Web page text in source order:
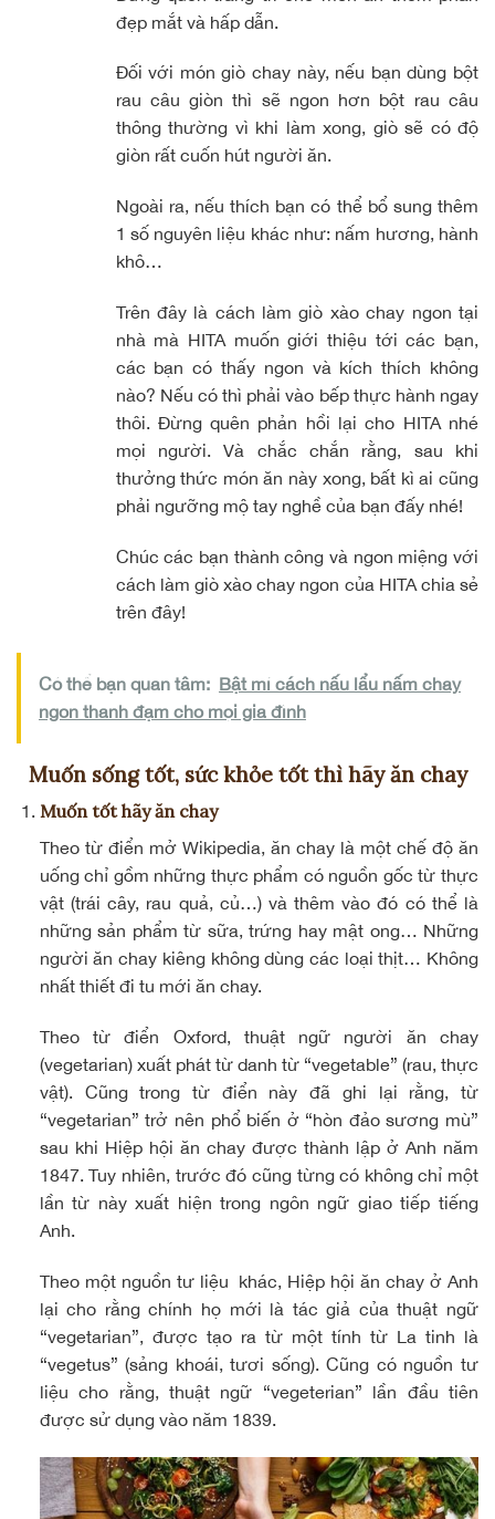
đẹp mắt và hấp dẫn.
Đối với món giò chay này, nếu bạn dùng bột
rau câu giòn thì sẽ ngon hơn bột rau câu
thông thường vì khi làm xong, giò sẽ có độ
giòn rất cuốn hút người ăn.
Ngoài ra, nếu thích bạn có thể bổ sung thêm
1 số nguyên liệu khác như: nấm hương, hành
khô…
Trên đây là cách làm giò xào chay ngon tại
nhà mà HITA muốn giới thiệu tới các bạn,
các bạn có thấy ngon và kích thích không
nào? Nếu có thì phải vào bếp thực hành ngay
thôi. Đừng quên phản hồi lại cho HITA nhé
mọi người. Và chắc chắn rằng, sau khi
thưởng thức món ăn này xong, bất kì ai cũng
phải ngưỡng mộ tay nghề của bạn đấy nhé!
Chúc các bạn thành công và ngon miệng với
cách làm giò xào chay ngon của HITA chia sẻ
trên đây!
Có thể bạn quan tâm: Bật mí cách nấu lẩu nấm chay
ngon thanh đạm cho mọi gia đình
Muốn sống tốt, sức khỏe tốt thì hãy ăn chay
Muốn tốt hãy ăn chay
Theo từ điển mở Wikipedia, ăn chay là một chế độ ăn
uống chỉ gồm những thực phẩm có nguồn gốc từ thực
vật (trái cây, rau quả, củ…) và thêm vào đó có thể là
những sản phẩm từ sữa, trứng hay mật ong… Những
người ăn chay kiêng không dùng các loại thịt… Không
nhất thiết đi tu mới ăn chay.
Theo từ điển Oxford, thuật ngữ người ăn chay
(vegetarian) xuất phát từ danh từ “vegetable” (rau, thực
vật). Cũng trong từ điển này đã ghi lại rằng, từ
“vegetarian” trở nên phổ biến ở “hòn đảo sương mù”
sau khi Hiệp hội ăn chay được thành lập ở Anh năm
1847. Tuy nhiên, trước đó cũng từng có không chỉ một
lần từ này xuất hiện trong ngôn ngữ giao tiếp tiếng
Anh.
Theo một nguồn tư liệu khác, Hiệp hội ăn chay ở Anh
lại cho rằng chính họ mới là tác giả của thuật ngữ
“vegetarian”, được tạo ra từ một tính từ La tinh là
“vegetus” (sảng khoái, tươi sống). Cũng có nguồn tư
liệu cho rằng, thuật ngữ “vegeterian” lần đầu tiên
được sử dụng vào năm 1839.